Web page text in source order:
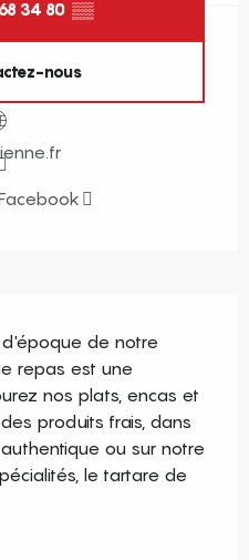
34 80 ▒▒
nous
de notre
repas est une
nos plats, encas et
produits frais, dans
ou sur notre
le tartare de